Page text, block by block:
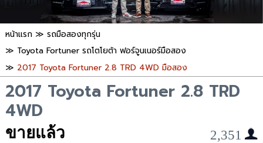
หน้าแรก ≫ รถมือสองทุกรุ่น
≫ Toyota Fortuner รถโตโยต้า ฟอร์จูนเนอร์มือสอง
≫ 2017 Toyota Fortuner 2.8 TRD 4WD มือสอง
2017 Toyota Fortuner 2.8 TRD
4WD
ขายแล้ว 2,351